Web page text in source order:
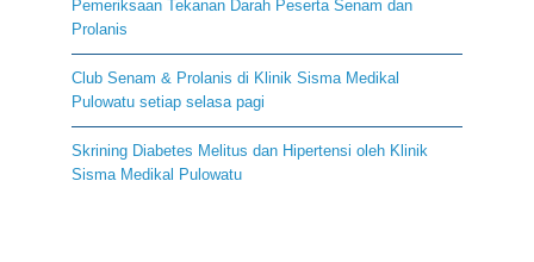
Pemeriksaan Tekanan Darah Peserta Senam dan
Prolanis
Club Senam & Prolanis di Klinik Sisma Medikal
Pulowatu setiap selasa pagi
Skrining Diabetes Melitus dan Hipertensi oleh Klinik
Sisma Medikal Pulowatu